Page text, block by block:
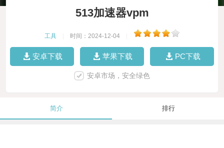
513加速器vpm
工具 时间：2024-12-04
安卓下载 苹果下载 PC下载
安卓市场，安全绿色
简介 排行